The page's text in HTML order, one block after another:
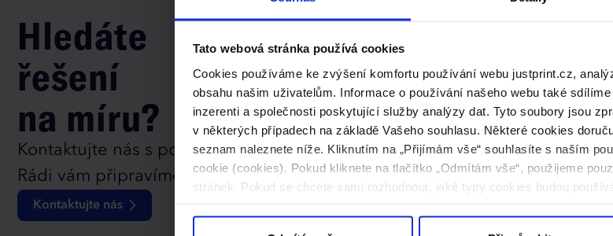
Tato webová stránka používá cookies
Cookies používáme ke zvýšení komfortu používání webu justprint.cz,
obsahu našim uživatelům. Informace o používání našeho webu také
inzerenti a společnosti poskytující služby analýzy dat. Tyto soubory jsou
v některých případech na základě Vašeho souhlasu. Některé cookies
seznam naleznete níže. Kliknutím na „Přijímám vše“ souhlasíte s naším
cookie (cookies). Pokud kliknete na tlačítko „Odmítám vše“, použijeme
stránek. Pokud se chcete sami rozhodnout, jaké typy cookies budou
Hledáte
řešení
na míru?
Kontaktujte nás s poptávkou na produkty mimo standardní nabídku.
Rádi vám připravíme individuální kalkulaci.
Kontaktujte nás